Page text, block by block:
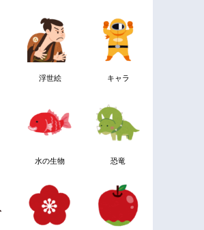
浮世絵 キャラ
水の生物 恐竜